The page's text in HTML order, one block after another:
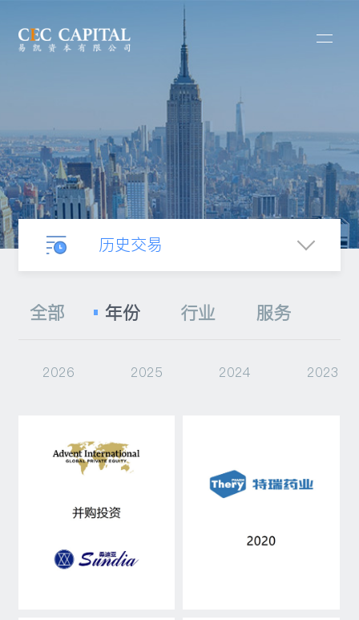
历史交易
资产管理
行研观点
全部 年份
2026 2025 2024 2023
行业 服务